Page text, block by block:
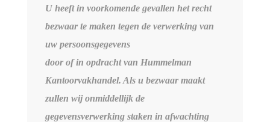
U heeft in voorkomende gevallen het recht
bezwaar te maken tegen de verwerking van
uw persoonsgegevens
door of in opdracht van Hummelman
Kantoorvakhandel. Als u bezwaar maakt
zullen wij onmiddellijk de
gegevensverwerking staken in afwachting